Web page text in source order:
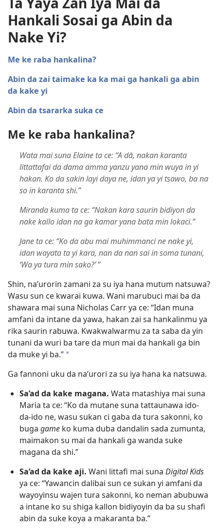
Hankali Sosai ga Abin da
Nake Yi?
Me ke raba hankalina?
Abin da zai taimake ka ka mai ga hankali ga abin
da kake yi
Abin da tsararka suka ce
Me ke raba hankalina?
Wata mai suna Elaine ta ce: “A dā, nakan karanta
littattafai da dama amma yanzu yana min wuya in yi
hakan. Ko da sakin layi daya ne, idan ya yi tsawo, ba na
so in karanta shi.”
Miranda kuma ta ce: “Nakan kara saurin bidiyon da
nake kallo idan na ga kamar yana bata min lokaci.”
Jane ta ce: “Ko da abu mai muhimmanci ne nake yi,
idan wayata ta yi kara, nan da nan sai in soma tunani,
‘Wa ya tura min sako?’ ”
Shin, na’urorin zamani za su iya hana mutum natsuwa?
Wasu sun ce kwarai kuwa. Wani marubuci mai ba da
shawara mai suna Nicholas Carr ya ce: “Idan muna
amfani da intane da yawa, hakan zai sa hankalinmu ya
rika saurin rabuwa. Kwakwalwarmu za ta saba da yin
tunani da wuri ba tare da mun mai da hankali ga bin
da muke yi ba.” a
Ga fannoni uku da na’urori za su iya hana ka natsuwa.
Sa’ad da kake magana. Wata matashiya mai suna
Maria ta ce: “Ko da mutane suna tattaunawa ido-
da-ido ne, wasu sukan ci gaba da tura sakonni, ko
buga game ko kuma duba dandalin sada zumunta,
maimakon su mai da hankali ga wanda suke
magana da shi.”
Sa’ad da kake aji. Wani littafi mai suna Digital Kids
ya ce: “Yawancin dalibai sun ce sukan yi amfani da
wayoyinsu wajen tura sakonni, ko neman abubuwa
a intane ko su shiga kallon bidiyoyin da ba su shafi
abin da suke koya a makaranta ba.”